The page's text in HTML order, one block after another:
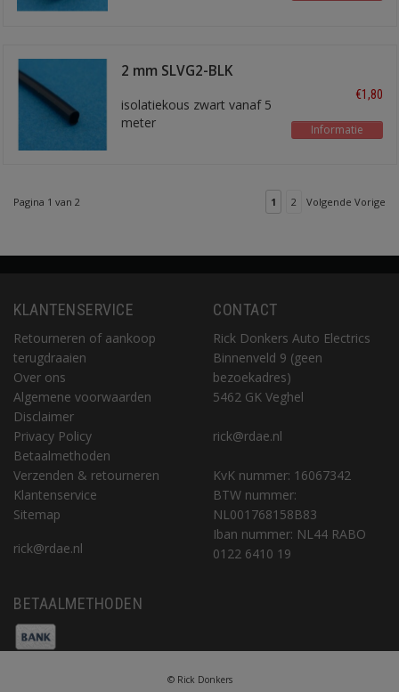
2 mm SLVG2-BLK
isolatiekous zwart vanaf 5
meter
€1,80
Informatie
Pagina 1 van 2 1 2 Volgende Vorige
KLANTENSERVICE
Retourneren of aankoop
terugdraaien
Over ons
Algemene voorwaarden
Disclaimer
Privacy Policy
Betaalmethoden
Verzenden & retourneren
Klantenservice
Sitemap
rick@rdae.nl
CONTACT
Rick Donkers Auto Electrics
Binnenveld 9 (geen
bezoekadres)
5462 GK Veghel
rick@rdae.nl
KvK nummer: 16067342
BTW nummer:
NL001768158B83
Iban nummer: NL44 RABO
0122 6410 19
BETAALMETHODEN
© Rick Donkers